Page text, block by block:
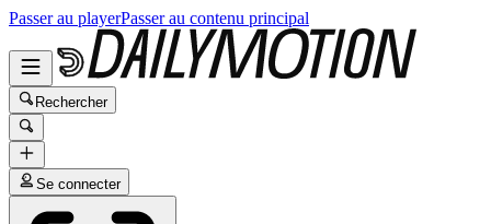
Passer au playerPasser au contenu principal
Rechercher
Se connecter